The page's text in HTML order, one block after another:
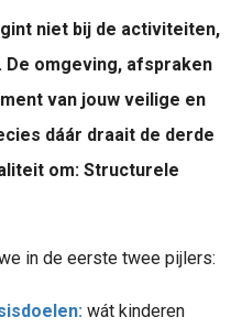
niet bij de activiteiten,
De omgeving, afspraken
van jouw veilige en
dáár draait de derde
om: Structurele
in de eerste twee pijlers:
wát kinderen